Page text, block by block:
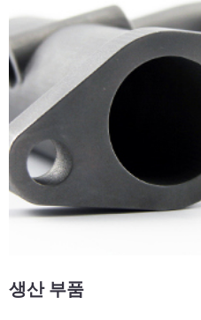
생산 부품